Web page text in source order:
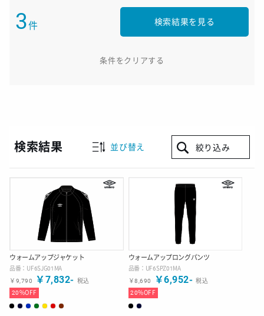
3件 検索結果を見る
条件をクリアする
検索結果 並び替え 絞り込み
ウォームアップジャケット
品番：
UF6SJG01MA
￥ 9,790 ￥7,832- 税込
20%OFF
ウォームアップロングパンツ
品番：
UF6SPZ01MA
￥8,690 ￥6,952- 税込
20%OFF